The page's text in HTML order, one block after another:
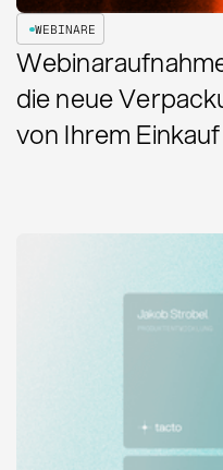
WEBINARE
die neue
von Ihrem